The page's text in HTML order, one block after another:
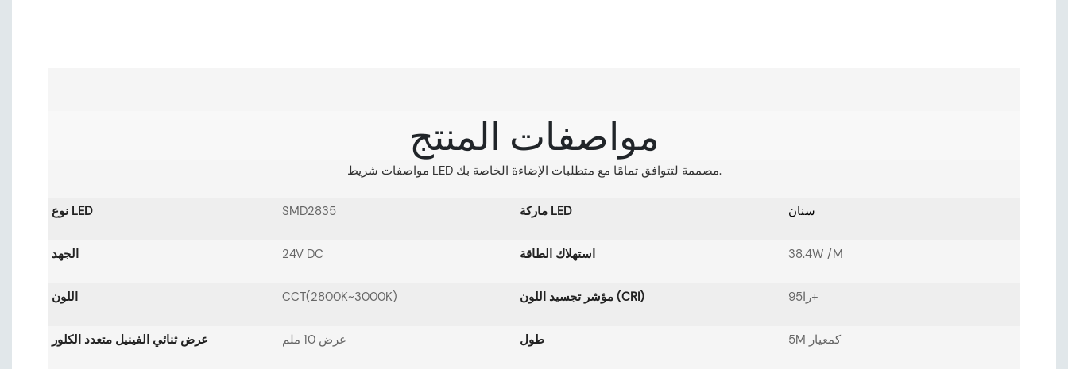
مواصفات المنتج
مواصفات شريط LED مصممة لتتوافق تمامًا مع متطلبات الإضاءة الخاصة بك.
نوع LED SMD2835 ماركة LED سنان
الجهد 24V DC استهلاك الطاقة 38.4W /M
اللون CCT(2800K~3000K) مؤشر تجسيد اللون (CRI) را95+
عرض ثنائي الفينيل متعدد الكلور عرض 10 ملم طول 5M كمعيار